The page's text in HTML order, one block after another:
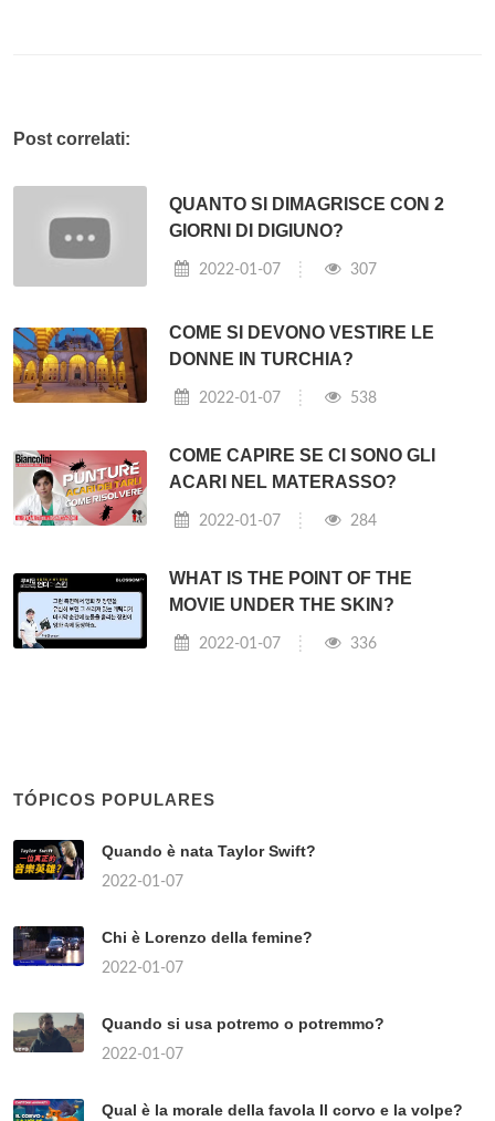
Post correlati:
QUANTO SI DIMAGRISCE CON 2
GIORNI DI DIGIUNO?
2022-01-07 307
COME SI DEVONO VESTIRE LE
DONNE IN TURCHIA?
2022-01-07 538
COME CAPIRE SE CI SONO GLI
ACARI NEL MATERASSO?
2022-01-07 284
WHAT IS THE POINT OF THE
MOVIE UNDER THE SKIN?
2022-01-07 336
TÓPICOS POPULARES
Quando è nata Taylor Swift?
2022-01-07
Chi è Lorenzo della femine?
2022-01-07
Quando si usa potremo o potremmo?
2022-01-07
Qual è la morale della favola Il corvo e la volpe?